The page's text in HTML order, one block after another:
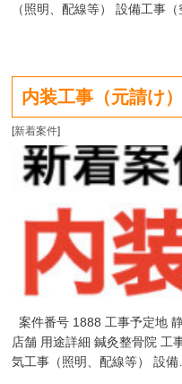
（照明、配線等） 設備工事
内装工事（元請け
[新着案件]
案件番号 1888 工事予定地
店舗 用途詳細 鍼灸整骨院 工
気工事（照明、配線等） 設